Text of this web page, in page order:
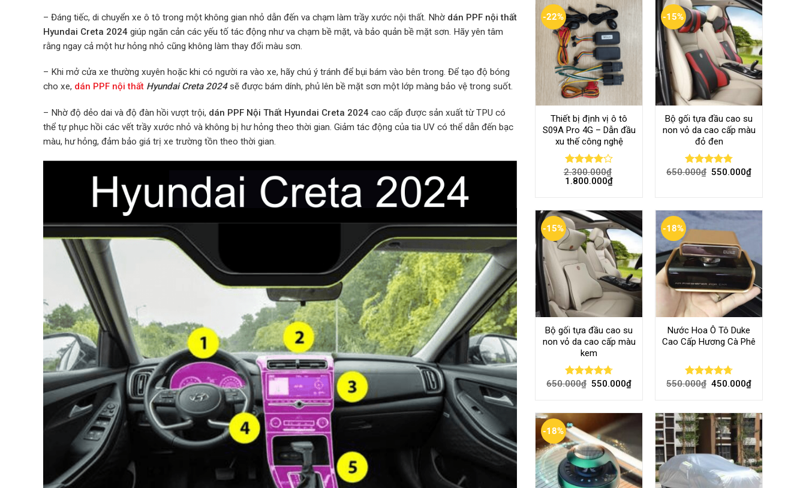
– Đáng tiếc, di chuyển xe ô tô trong một không gian nhỏ dẫn đến va chạm làm trầy xước nội thất. Nhờ dán PPF nội thất
Hyundai Creta 2024 giúp ngăn cản các yếu tố tác động như va chạm bề mặt, và bảo quản bề mặt sơn. Hãy yên tâm
rằng ngay cả một hư hỏng nhỏ cũng không làm thay đổi màu sơn.
– Khi mở cửa xe thường xuyên hoặc khi có người ra vào xe, hãy chú ý tránh để bụi bám vào bên trong. Để tạo độ bóng
cho xe, dán PPF nội thất Hyundai Creta 2024sẽ được bám dính, phủ lên bề mặt sơn một lớp màng bảo vệ trong suốt.
– Nhờ độ dẻo dai và độ đàn hồi vượt trội, dán PPF Nội Thất Hyundai Creta 2024 cao cấp được sản xuất từ TPU có
thể tự phục hồi các vết trầy xước nhỏ và không bị hư hỏng theo thời gian. Giảm tác động của tia UV có thể dẫn đến bạc
màu, hư hỏng, đảm bảo giá trị xe trường tồn theo thời gian.
-22%
Thiết bị định vị ô tô
S09A Pro 4G – Dẫn đầu
xu thế công nghệ
Rated
4.00out
2.300.000₫
1.800.000₫
-15%
Bộ gối tựa đầu cao su
non vỏ da cao cấp màu
đỏ đen
Rated4.80
650.000₫ 550.000₫
-15%
Bộ gối tựa đầu cao su
non vỏ da cao cấp màu
kem
Rated4.70
650.000₫ 550.000₫
-18%
Nước Hoa Ô Tô Duke
Cao Cấp Hương Cà Phê
Rated4.70
550.000₫ 450.000₫
-18%